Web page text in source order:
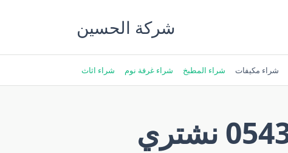
شركة الحسين
شراء اثاث شراء غرفة نوم شراء المطبخ شراء مكيفات
شراء الاثاث المستعمل بالخبر 0543188540 نشتري